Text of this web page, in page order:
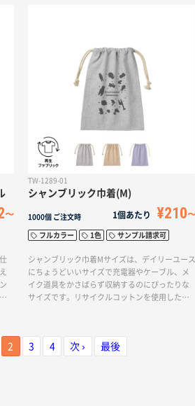
TW-1289-01
シャンブリック巾着(M)
1000個 ご注文時 1個あたり ¥210
フルカラー 1色 サンプル請求可
シャンブリック巾着Mサイズは、デイリーユース
にちょうどいいサイズで充電器やケーブル、メ
イク道具をかさばらず収納するのにぴったりな
サイズです。リサイクルコットンを使用した独
ージュのカラーバリエーションはナチュラルな
2 3 4 次 › 最後